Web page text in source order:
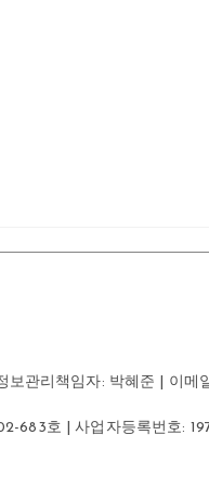
관리책임자: 박혜준 | 이메
683호 | 사업자등록번호: